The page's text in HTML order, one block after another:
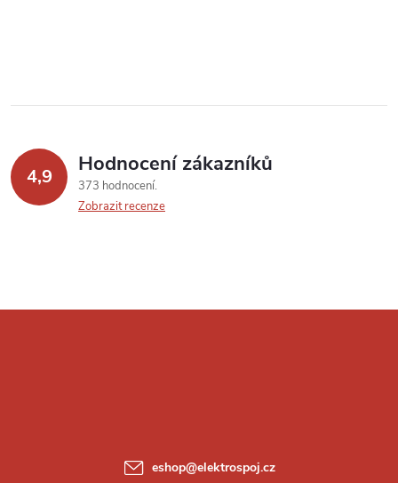
4,9 Hodnocení zákazníků
373 hodnocení
Zobrazit recenze
eshop@elektrospoj.cz